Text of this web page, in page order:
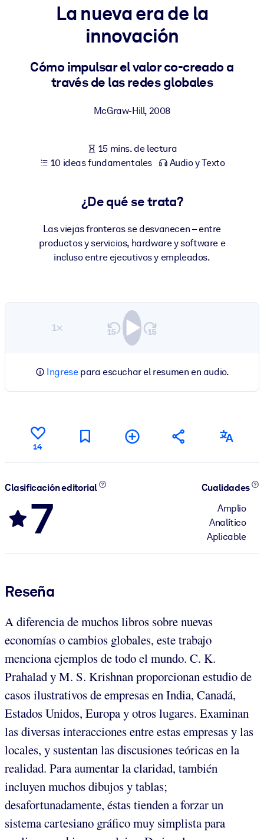
Integre conocimientos verificados y breves en su LMS/LXP para
obtener mejores resultados de aprendizaje.
Enriquezca su biblioteca corporativa con conocimientos
Para sistemas de IA
Alimente sus sistemas de IA con conocimientos fiables y
La nueva era de la
innovación
Cómo impulsar el valor co-creado a
través de las redes globales
McGraw-Hill, 2008
15 mins. de lectura
10 ideas fundamentales
Audio y Texto
¿De qué se trata?
Las viejas fronteras se desvanecen – entre
productos y servicios, hardware y software e
incluso entre ejecutivos y empleados.
1×
Ingresepara escuchar el resumen en audio.
14
Clasificación editorial
7
Cualidades
Amplio
Analítico
Aplicable
Reseña
A diferencia de muchos libros sobre nuevas
economías o cambios globales, este trabajo
menciona ejemplos de todo el mundo. C. K.
Prahalad y M. S. Krishnan proporcionan estudio de
casos ilustrativos de empresas en India, Canadá,
Estados Unidos, Europa y otros lugares. Examinan
las diversas interacciones entre estas empresas y las
locales, y sustentan las discusiones teóricas en la
realidad. Para aumentar la claridad, también
incluyen muchos dibujos y tablas;
desafortunadamente, éstas tienden a forzar un
sistema cartesiano gráfico muy simplista para